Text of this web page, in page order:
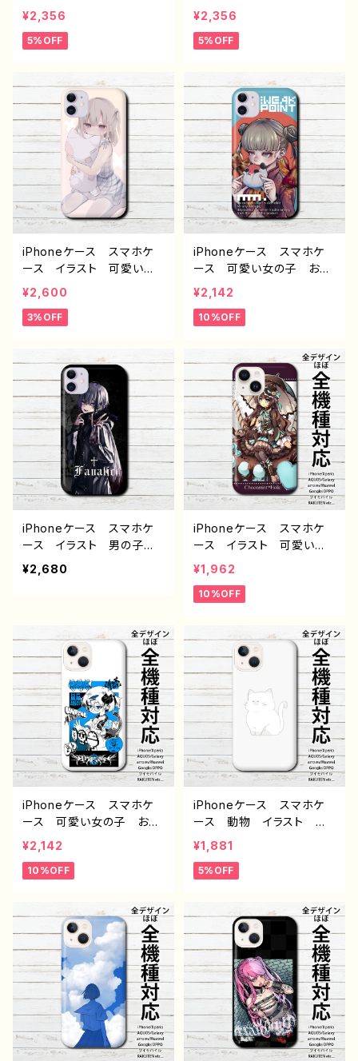
少年 かっこいい イケメ
ン おしゃれ 個性的 エ
モい 風景 綺麗 美し
a Googlepixel Galaxy
Android アンドロイ
ド ケース おすすめ 人
気 イラストレーター クリ
エイター 絵師 オリジナ
ル デザイン グッズ タイ
トル：「旅人を導く星の道」
作： 星灯れぬ F-5
¥2,356
5%OFF
イラスト 男の子 かっこい
い イケメン 個性的 エ
モい iPhone15/14/13/12/
droid アンドロイド ケー
ス おすすめ 人気 イラ
ストレーター クリエイタ
ー 絵師 オリジナル デ
ザイン グッズ タイトル：
「CATTIE」 作： 星灯れ
ぬ F-5
¥2,356
5%OFF
iPhoneケース スマホケ
ース イラスト 可愛い女
の子 エモい おしゃれ
病みかわいい メンヘラ
ヤンデレ ロリっ娘 iPhon
Galaxy Android ア
ンドロイド ケース おすす
め 個性的 セミロングヘ
ア ワンピース 生足 人
気 イラストレーター 絵
師 クリエイター オリジ
ナル デザイン グッズ タ
イトル：ぬいぐるみと女の
子 作：つるせ E-4
¥2,600
3%OFF
iPhoneケース スマホケ
ース 可愛い女の子 おし
ゃれ服 イラスト 病みか
わいい エモい チャイナ
服 パンダ 金魚 高校
5/14/13 AQUOS Xperi
a Googlepixel Galaxy
おすすめ 個性的 And
roid アンドロイド ケー
ス 人気 イラストレータ
ー 絵師 クリエイター
オリジナル デザイン グッ
ズ タイトル：柴田ヰコpatt
ern13 作：柴田ヰコ G-6
¥2,142
10%OFF
iPhoneケース スマホケ
ース イラスト 男の子
かっこいい イケメン おし
ゃれ エモい 病みかわい
11 AQUOS Xperia G
ooglepixel Galaxy An
droid アンドロイド ケー
ス 少年 銀髪 ピアス
パーカー フード クー
ル 個性的 おすすめ 人
気 イラストレーター クリ
エイター 絵師 オリジナ
ル デザイン グッズ タイ
トル：Fanatic 作：黒野京
¥2,680
iPhoneケース スマホケ
ース イラスト 可愛い女
の子 おしゃれ服 チョコミ
ント スイーツ 少女 ゴ
スロリ クラロリ ゴシッ
waii ガールズイラストiPh
one15/14/13/12/11 AQU
OS Xperia Googlepix
el Galaxy Android
アンドロイド ケース おす
すめ 個性的 人気 イラ
ストレーター クリエイタ
ー 絵師 オリジナル デ
ザイン グッズ タイトル：
【月蝕ざっか店】Chocomint
*Holic 作：白夜ゆう G-
6
¥1,962
10%OFF
iPhoneケース スマホケ
ース 可愛い女の子 おし
ゃれ服 イラスト くま
鯉 エモい 高校生 男
子 iPhone17/16/15/14/1
oglepixel Galaxy おす
すめ 個性的 Android
アンドロイド ケース 人
気 イラストレーター 絵
師 クリエイター オリジ
ナル デザイン グッズ タ
イトル：柴田ヰコpattern18
作：柴田ヰコ G-6
¥2,142
10%OFF
iPhoneケース スマホケ
ース 動物 イラスト ね
こ 猫 かわいい ゆる
い シンプル メンズ レ
ディース 高校生 男子
4/13 AQUOS sense 5 6
7 Xperia Googlepixel
Galaxy Android ア
ンドロイド ケース 個性
的 おすすめ 人気 イラ
ストレーター 絵師 クリ
エイター オリジナル デ
ザイン グッズ タイトル：
ぽいんと 作：栞音 F-5
¥1,881
5%OFF